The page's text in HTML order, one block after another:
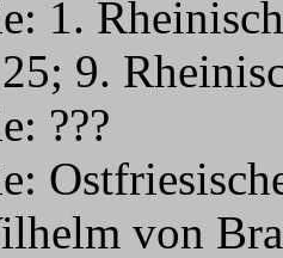
1.
9.
???
von